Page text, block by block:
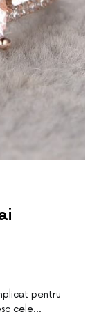
pentru
cele…